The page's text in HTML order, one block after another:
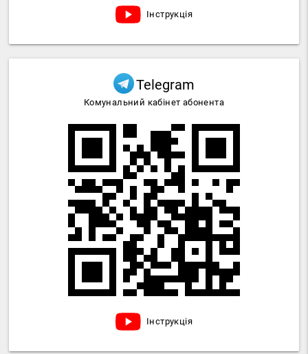
Інструкція
Telegram
Комунальний кабінет абонента
Інструкція